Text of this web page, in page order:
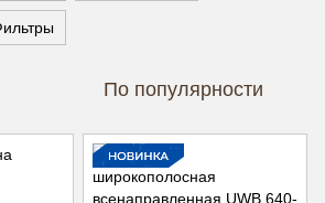
По популярности